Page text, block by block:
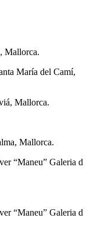
Mallorca.
María del Camí,
Mallorca.
Mallorca.
“Maneu” Galeria d
“Maneu” Galeria d